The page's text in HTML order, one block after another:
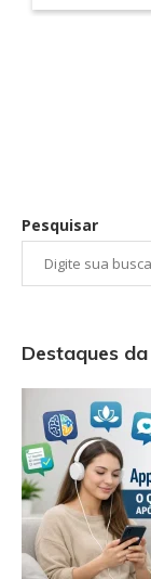
Pesquisar
Destaques